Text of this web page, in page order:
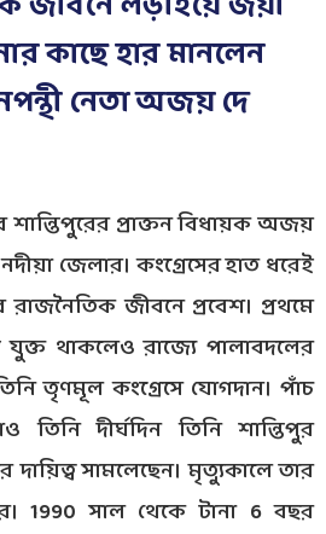
কাছে হার মানলেন
নেতা অজয় দে
শান্তিপুরের প্রাক্তন বিধায়ক অজয়
জেলার। কংগ্রেসের হাত ধরেই
রাজনৈতিক জীবনে প্রবেশ। প্রথমে
যুক্ত থাকলেও রাজ্যে পালাবদলের
তৃণমূল কংগ্রেসে যোগদান। পাঁচ
তিনি দীর্ঘদিন তিনি শান্তিপুর
সামলেছেন। মৃত্যুকালে তার
1990 সাল থেকে টানা 6 বছর